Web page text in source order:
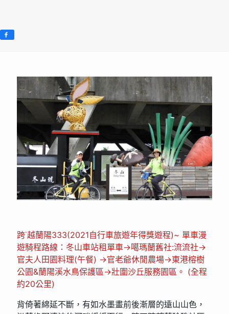
跨˙越蘭陽333(2021自行車旅遊年得獎遊程)~ 單車漫
遊騎程路線：冬山車站租單車→噶瑪蘭舊社:流流社→
官夫人田園料理(午餐) →官老爺休閒農場→東港榕樹
公園&蘭陽溪水鳥保護區→壯圍沙丘服務園區。 (全程
約20公里)
背倚著綿延不斷，有如水墨畫前後漸層的遠山山色，